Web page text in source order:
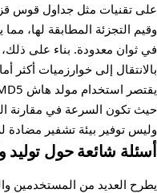
على تقنيات مثل جداول قوس
وقيم التجزئة المطابقة لها،
في ثوان معدودة. بناء على
بالانتقال إلى خوارزميات أكثر
حيث تكون السرعة في مقارنة
وليس توفير بيئة تشفير مضادة
أسئلة شائعة حول توليد
يطرح العديد من المستخدمين